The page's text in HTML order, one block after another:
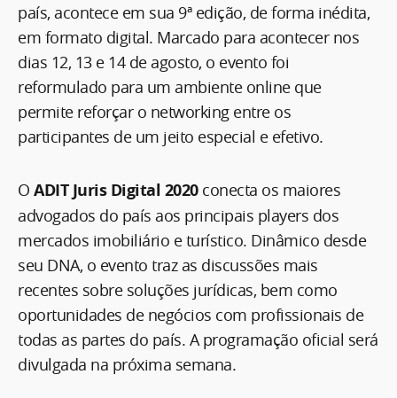
país, acontece em sua 9ª edição, de forma inédita,
em formato digital. Marcado para acontecer nos
dias 12, 13 e 14 de agosto, o evento foi
reformulado para um ambiente online que
permite reforçar o networking entre os
participantes de um jeito especial e efetivo.
O ADIT Juris Digital 2020conecta os maiores
advogados do país aos principais players dos
mercados imobiliário e turístico. Dinâmico desde
seu DNA, o evento traz as discussões mais
recentes sobre soluções jurídicas, bem como
oportunidades de negócios com profissionais de
todas as partes do país. A programação oficial será
divulgada na próxima semana.